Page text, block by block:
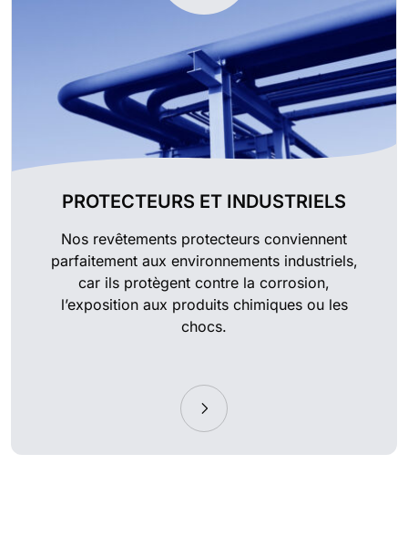
PROTECTEURS ET INDUSTRIELS
Nos revêtements protecteurs conviennent
parfaitement aux environnements industriels,
car ils protègent contre la corrosion,
l’exposition aux produits chimiques ou les
chocs.